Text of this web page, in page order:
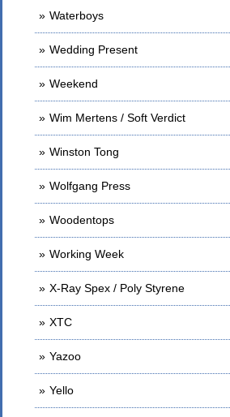
Waterboys
Wedding Present
Weekend
Wim Mertens / Soft Verdict
Winston Tong
Wolfgang Press
Woodentops
Working Week
X-Ray Spex / Poly Styrene
XTC
Yazoo
Yello